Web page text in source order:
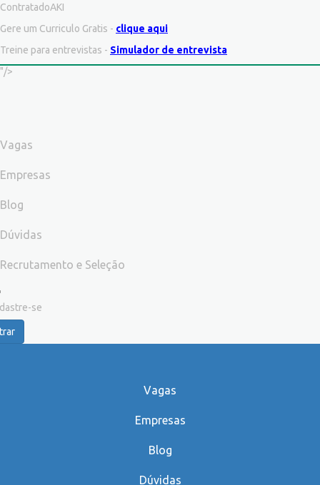
ContratadoAKI
Gere um Curriculo Gratis - clique aqui
Treine para entrevistas - Simulador de entrevista
"/>
Vagas
Empresas
Blog
Dúvidas
Recrutamento e Seleção
se
Vagas
Empresas
Blog
Dúvidas